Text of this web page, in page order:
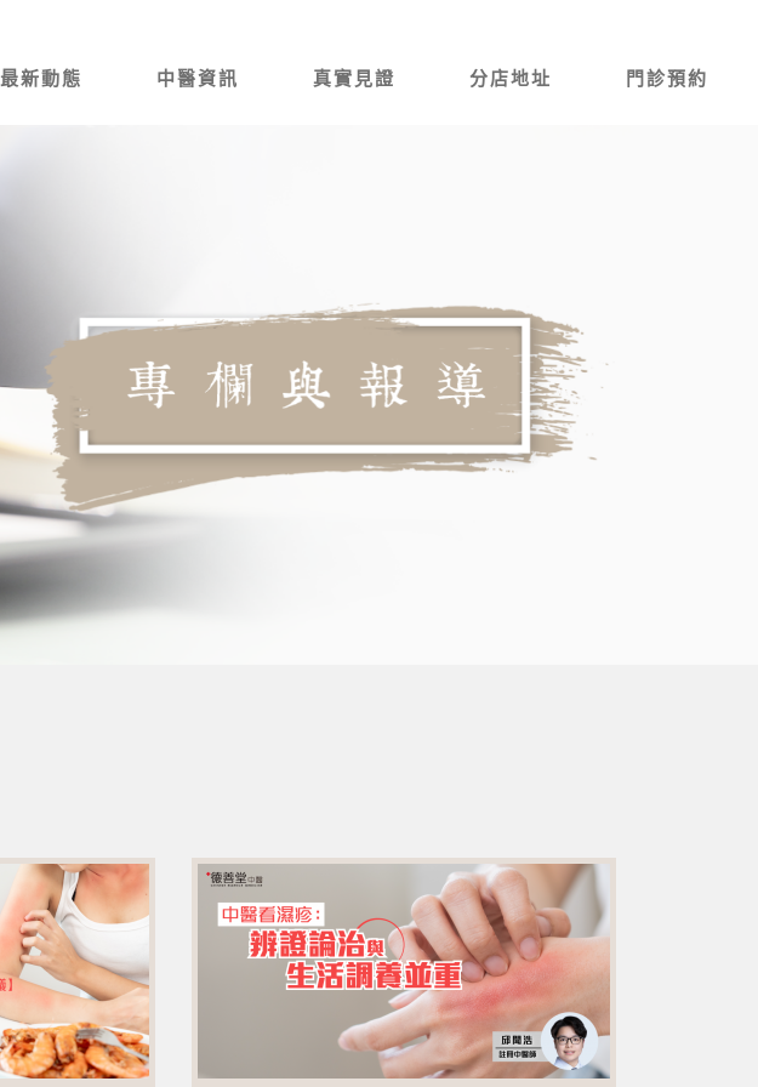
最新動態 中醫資訊 真實見證 分店地址 門診預約